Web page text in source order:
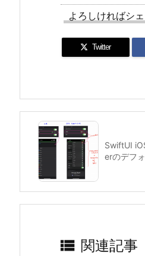
よろしければシ
Twitter
SwiftUI
erのデフ
 関連記事